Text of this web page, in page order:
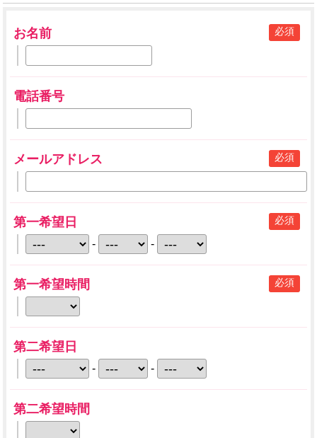
お名前 必須
電話番号
メールアドレス 必須
第一希望日 必須
- -
第一希望時間 必須
第二希望日
- -
第二希望時間